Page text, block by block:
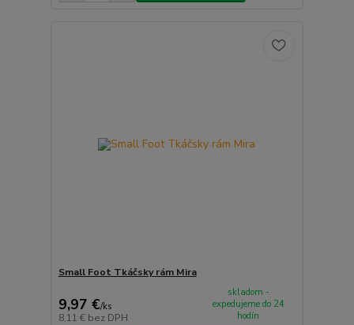
Small Foot Tkáčsky rám Mira
9,97 €/ks
8,11 € bez DPH
skladom -
expedujeme do 24
hodín